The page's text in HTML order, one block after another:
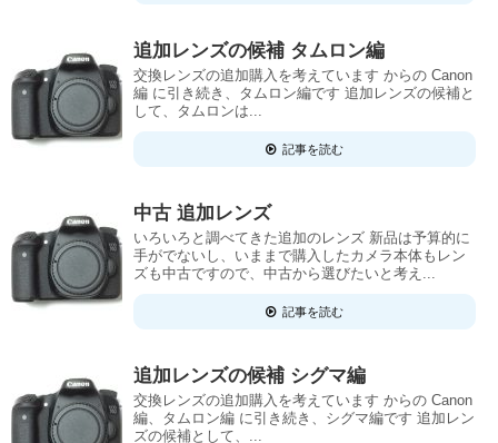
追加レンズの候補 タムロン編
交換レンズの追加購入を考えています からの Canon
編 に引き続き、タムロン編です 追加レンズの候補と
して、タムロンは...
記事を読む
中古 追加レンズ
いろいろと調べてきた追加のレンズ 新品は予算的に
手がでないし、いままで購入したカメラ本体もレン
ズも中古ですので、中古から選びたいと考え...
記事を読む
追加レンズの候補 シグマ編
交換レンズの追加購入を考えています からの Canon
編、タムロン編 に引き続き、シグマ編です 追加レン
ズの候補として、...